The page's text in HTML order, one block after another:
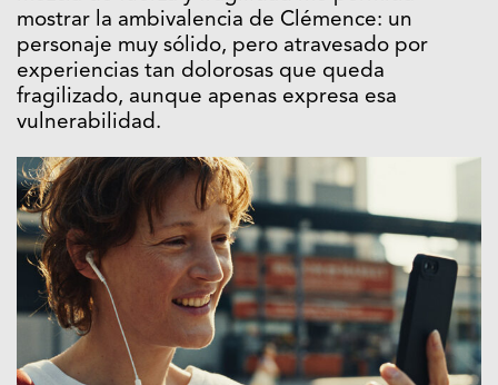
mostrar la ambivalencia de Clémence: un
personaje muy sólido, pero atravesado por
experiencias tan dolorosas que queda
fragilizado, aunque apenas expresa esa
vulnerabilidad.